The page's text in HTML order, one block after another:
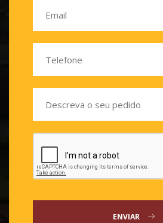
ENVIAR